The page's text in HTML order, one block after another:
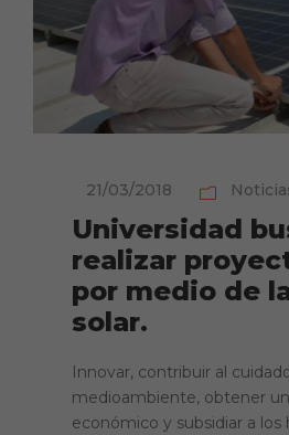
21/03/2018
Universidad
realizar
por medio de
solar.
Innovar, contribuir al
medioambiente, obtener
económico y subsidiar a los